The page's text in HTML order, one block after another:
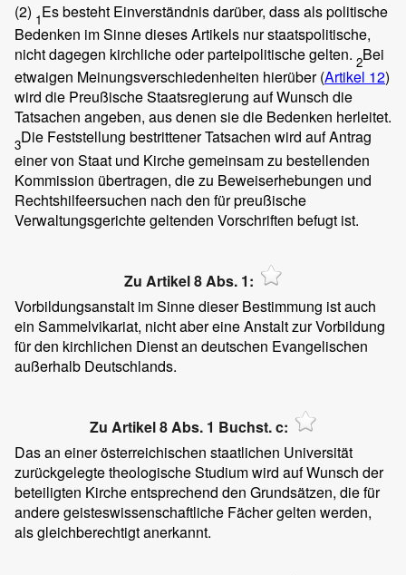
(2) 1Es besteht Einverständnis darüber, dass als politische
Bedenken im Sinne dieses Artikels nur staatspolitische,
nicht dagegen kirchliche oder parteipolitische gelten. 2Bei
etwaigen Meinungsverschiedenheiten hierüber (Artikel 12)
wird die Preußische Staatsregierung auf Wunsch die
Tatsachen angeben, aus denen sie die Bedenken herleitet.
3Die Feststellung bestrittener Tatsachen wird auf Antrag
einer von Staat und Kirche gemeinsam zu bestellenden
Kommission übertragen, die zu Beweiserhebungen und
Rechtshilfeersuchen nach den für preußische
Verwaltungsgerichte geltenden Vorschriften befugt ist.
Zu Artikel 8 Abs. 1:
Vorbildungsanstalt im Sinne dieser Bestimmung ist auch
ein Sammelvikariat, nicht aber eine Anstalt zur Vorbildung
für den kirchlichen Dienst an deutschen Evangelischen
außerhalb Deutschlands.
Zu Artikel 8 Abs. 1 Buchst. c:
Das an einer österreichischen staatlichen Universität
zurückgelegte theologische Studium wird auf Wunsch der
beteiligten Kirche entsprechend den Grundsätzen, die für
andere geisteswissenschaftliche Fächer gelten werden,
als gleichberechtigt anerkannt.